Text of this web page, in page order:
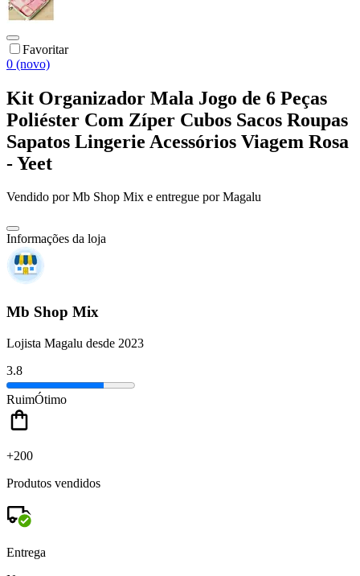
Favoritar
0 (novo)
Kit Organizador Mala Jogo de 6 Peças
Poliéster Com Zíper Cubos Sacos Roupas
Sapatos Lingerie Acessórios Viagem Rosa
- Yeet
Vendido porMb Shop Mix e entregue por Magalu
Informações da loja
Mb Shop Mix
Lojista Magalu desde 2023
3.8
RuimÓtimo
+200
Produtos vendidos
Entrega